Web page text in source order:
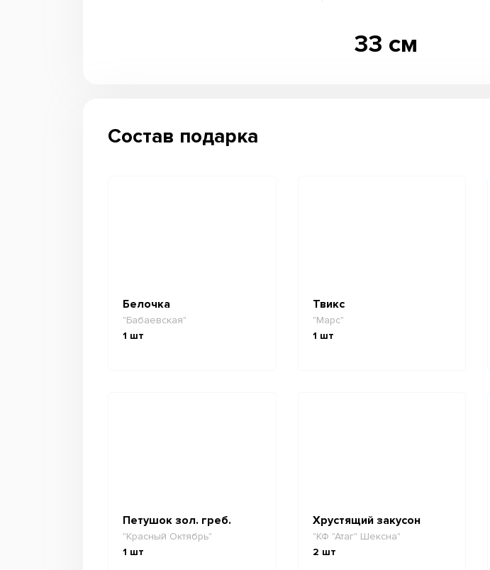
33 см
Состав подарка
Белочка
"Бабаевская"
1 шт
Твикс
"Марс"
1 шт
Петушок зол. греб.
"Красный Октябрь"
1 шт
Хрустящий закусон
"КФ "Атаг" Шексна"
2 шт